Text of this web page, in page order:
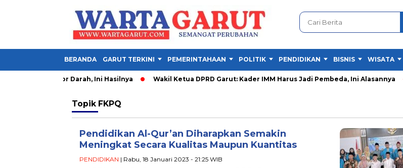
BERANDA GARUT TERKINI PEMERINTAHAAN POLITIK PENDIDIKAN BISNIS WISATA
dan Donor Darah, Ini Hasilnya Wakil Ketua DPRD Garut: Kader IMM Harus Jadi Pembeda, Ini Alasannya
Topik FKPQ
Pendidikan Al-Qur’an Diharapkan Semakin
Meningkat Secara Kualitas Maupun Kuantitas
PENDIDIKAN | Rabu, 18 Januari 2023 - 21:25 WIB